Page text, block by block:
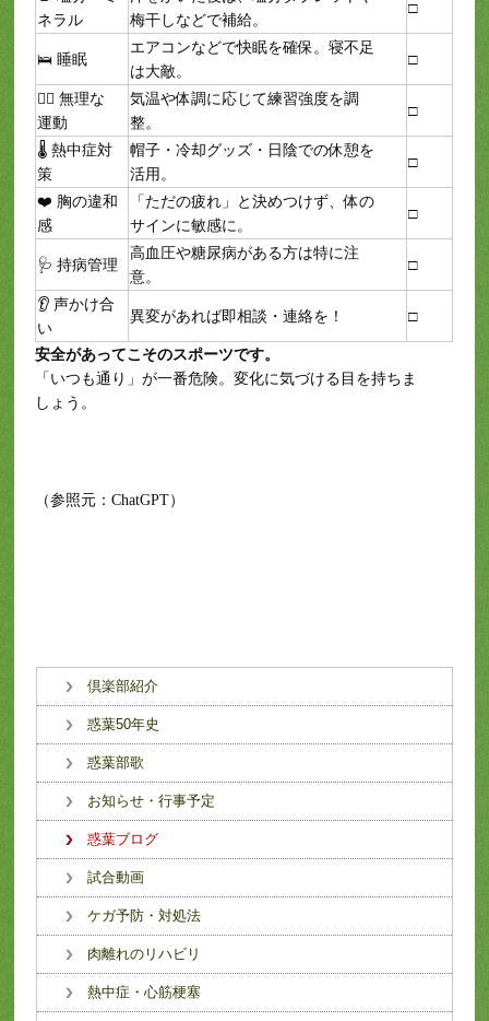
ネラル
梅干しなどで補給。
□
🛌 睡眠
エアコンなどで快眠を確保。寝不足
は大敵。
□
🧘‍♂️ 無理な
運動
気温や体調に応じて練習強度を調
整。
□
🌡 熱中症対
策
帽子・冷却グッズ・日陰での休憩を
活用。
□
❤️ 胸の違和
感
「ただの疲れ」と決めつけず、体の
サインに敏感に。
□
🩺 持病管理
高血圧や糖尿病がある方は特に注
意。
□
👂 声かけ合
い
異変があれば即相談・連絡を！ □
安全があってこそのスポーツです。
「いつも通り」が一番危険。変化に気づける目を持ちま
しょう。
（参照元：ChatGPT）
倶楽部紹介
惑葉50年史
惑葉部歌
お知らせ・行事予定
惑葉ブログ
試合動画
ケガ予防・対処法
肉離れのリハビリ
熱中症・心筋梗塞